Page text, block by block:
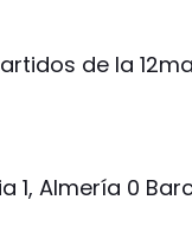
de la
1, Almería 0